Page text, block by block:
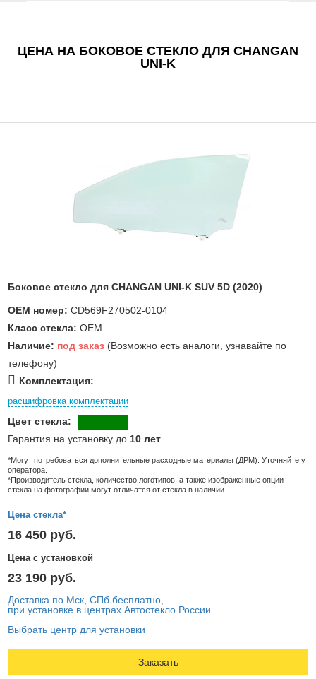
ЦЕНА НА БОКОВОЕ СТЕКЛО ДЛЯ CHANGAN
UNI-K
Боковое стекло для CHANGAN UNI-K SUV 5D (2020)
OEM номер: CD569F270502-0104
Класс стекла: OEM
Наличие: под заказ (Возможно есть аналоги, узнавайте по
телефону)
Комплектация: —
расшифровка комплектации
Цвет стекла:
Гарантия на установку до 10 лет
*Могут потребоваться дополнительные расходные материалы (ДРМ). Уточняйте у
оператора.
*Производитель стекла, количество логотипов, а также изображенные опции
стекла на фотографии могут отличатся от стекла в наличии.
Цена стекла*
16 450 руб.
Цена с установкой
23 190 руб.
Доставка по Мск, СПб бесплатно,
при установке в центрах Автостекло России
Выбрать центр для установки
Заказать